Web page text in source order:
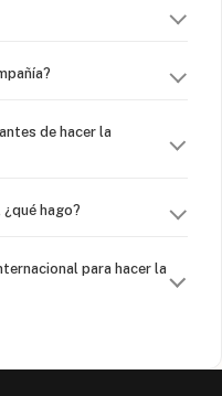
de hacer la
hago?
para hacer la